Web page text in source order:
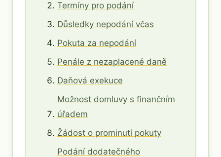
Termíny pro podání
Důsledky nepodání včas
Pokuta za nepodání
Penále z nezaplacené daně
Daňová exekuce
Možnost domluvy s finančním
úřadem
Žádost o prominutí pokuty
Podání dodatečného